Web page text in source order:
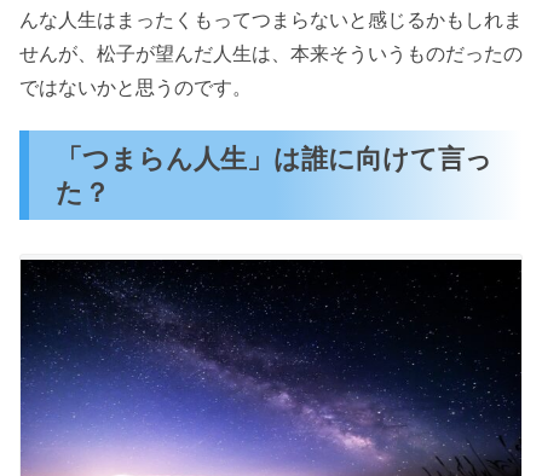
んな人生はまったくもってつまらないと感じるかもしれま
せんが、松子が望んだ人生は、本来そういうものだったの
ではないかと思うのです。
「つまらん人生」は誰に向けて言っ
た？